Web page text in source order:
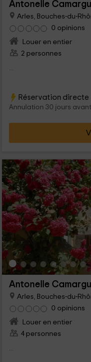
Antonelle
Arles, Bouches-du-
0 opinions
Louer en entier
2 personnes
...
Réservation directe
Annulation 30 jours avant
Antonelle
Arles, Bouches-du-
0 opinions
Louer en entier
4 personnes
...